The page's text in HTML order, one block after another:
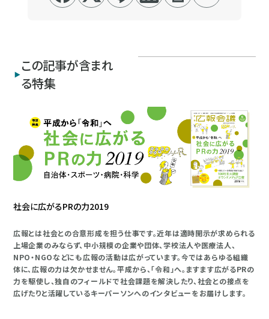
この記事が含まれ
る特集
社会に広がるPRの力2019
広報とは社会との合意形成を担う仕事です。近年は適時開示が求められる
上場企業のみならず、中小規模の企業や団体、学校法人や医療法人、
NPO・NGOなどにも広報の活動は広がっています。今ではあらゆる組織
体に、広報の力は欠かせません。平成から、「令和」へ。ますます広がるPRの
力を駆使し、独自のフィールドで社会課題を解決したり、社会との接点を
広げたりと活躍しているキーパーソンへのインタビューをお届けします。